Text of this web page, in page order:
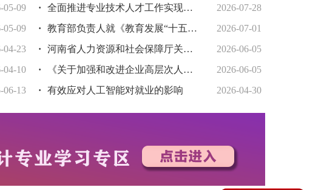
05-09
05-09
04-23
04-10
06-13
· 全面推进专业技术人才工作实现新发展——《人力资源和社会保障事业发展“十五五”规划》系列解读
2026-07-28
·
教育部负责人就《教育发展“十五五”规划》答记者问
2026-07-01
·
河南省人力资源和社会保障厅关于印发《关于加强和改进企业高层次人才职称评审工作的若干措施》的通知
2026-06-05
·
《关于加强和改进企业高层次人才职称评审工作的若干措施》的政策解读
2026-06-05
·
有效应对人工智能对就业的影响 2026-04-30